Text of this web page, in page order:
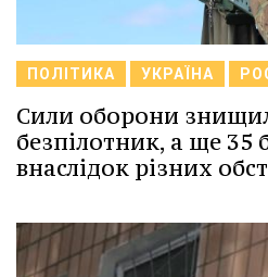
ПОЛІТИКА УКРАЇНА
Сили оборони
безпілотник, а ще 35
внаслідок різних